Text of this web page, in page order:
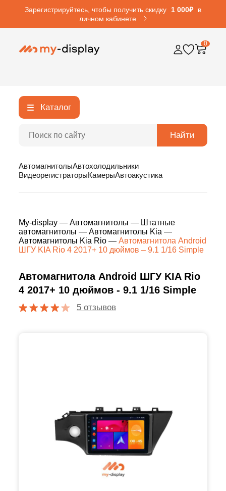
Зарегистрируйтесь, чтобы получить скидку 1 000₽
в
личном кабинете
0
Каталог
Найти
АвтомагнитолыАвтохолодильники
ВидеорегистраторыКамерыАвтоакустика
My-display — Автомагнитолы — Штатные
автомагнитолы — Автомагнитолы Kia —
Автомагнитолы Kia Rio — Автомагнитола Android
ШГУ KIA Rio 4 2017+ 10 дюймов – 9.1 1/16 Simple
Автомагнитола Android ШГУ KIA Rio
4 2017+ 10 дюймов - 9.1 1/16 Simple
5 отзывов